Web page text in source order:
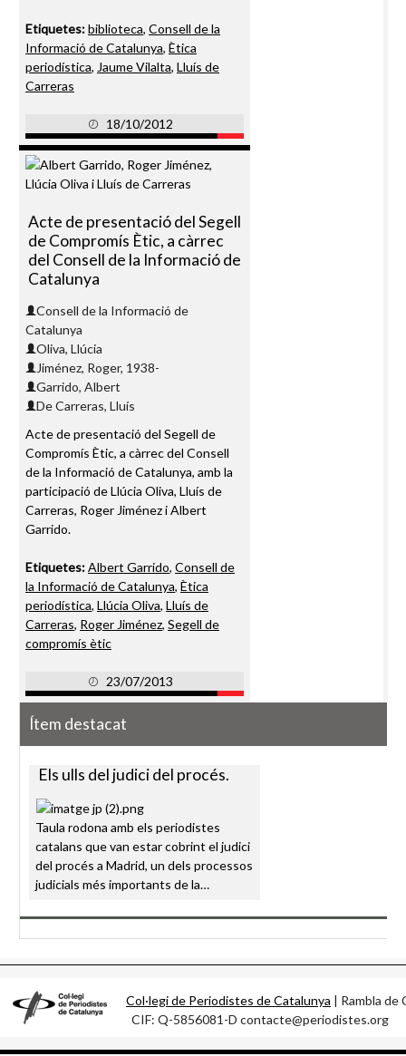
Etiquetes:biblioteca, Consell de la
Informació de Catalunya, Ètica
periodística, Jaume Vilalta, Lluís de
Carreras
18/10/2012
Acte de presentació del Segell
de Compromís Ètic, a càrrec
del Consell de la Informació de
Catalunya
Consell de la Informació de
Catalunya
Oliva, Llúcia
Jiménez, Roger, 1938-
Garrido, Albert
De Carreras, Lluís
Acte de presentació del Segell de
Compromís Ètic, a càrrec del Consell
de la Informació de Catalunya, amb la
participació de Llúcia Oliva, Lluís de
Carreras, Roger Jiménez i Albert
Garrido.
Etiquetes:Albert Garrido, Consell de
la Informació de Catalunya, Ètica
periodística, Llúcia Oliva, Lluís de
Carreras, Roger Jiménez, Segell de
compromís ètic
23/07/2013
Ítem destacat
Els ulls del judici del procés.
Taula rodona amb els periodistes
catalans que van estar cobrint el judici
del procés a Madrid, un dels processos
judicials més importants de la…
Col·legi de Periodistes de Catalunya | Rambla
CIF: Q-5856081-D